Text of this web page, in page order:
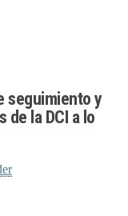
seguimiento y
la DCI a lo